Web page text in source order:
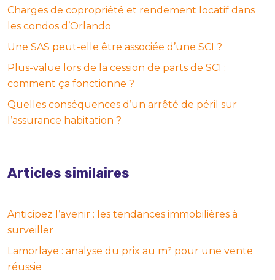
Charges de copropriété et rendement locatif dans
les condos d’Orlando
Une SAS peut-elle être associée d’une SCI ?
Plus-value lors de la cession de parts de SCI :
comment ça fonctionne ?
Quelles conséquences d’un arrêté de péril sur
l’assurance habitation ?
Articles similaires
Anticipez l’avenir : les tendances immobilières à
surveiller
Lamorlaye : analyse du prix au m² pour une vente
réussie